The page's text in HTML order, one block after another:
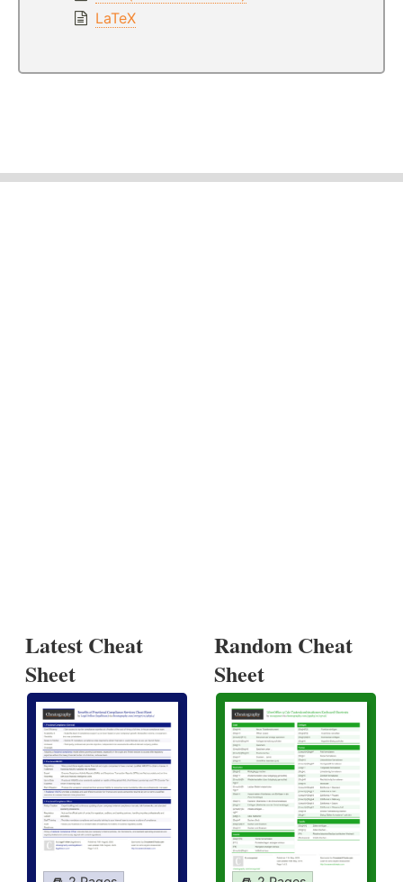
LaTeX
Latest Cheat
Sheet
Random Cheat
Sheet